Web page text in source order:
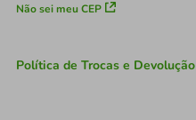
Não sei meu CEP
Política de Trocas e Devolução